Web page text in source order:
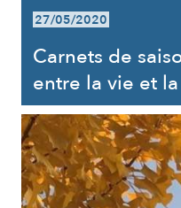
27/05/2020
Carnets de
entre la vie et